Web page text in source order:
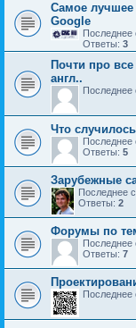
Самое лучшее
Google
Последнее
Ответы: 3
Почти про
англ..
Последнее
Что
Последнее
Ответы: 5
Зарубежные
Последнее
Ответы: 2
Форумы по
Последнее
Ответы: 7
Последнее